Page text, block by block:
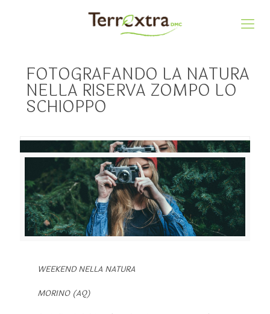
FOTOGRAFANDO LA NATURA
NELLA RISERVA ZOMPO LO
SCHIOPPO
WEEKEND NELLA NATURA
MORINO (AQ)